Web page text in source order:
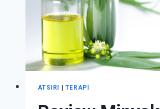
ATSIRI | TERAPI